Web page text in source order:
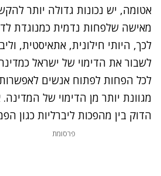
אטומה, יש נכונות גדולה יותר
מאישה שלפחות נדמית כמנוגדת
לכך, היותי חילונית, אתאיסטית,
לשבור את הדימוי של ישראל
לכל הפחות לפתוח אנשים
מגוונת יותר מן הדימוי של
הדוק בין מהפכות ליברליות כגון
פרסומת